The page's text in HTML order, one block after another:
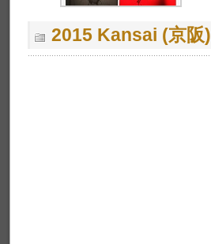
2015 Kansai (京阪)